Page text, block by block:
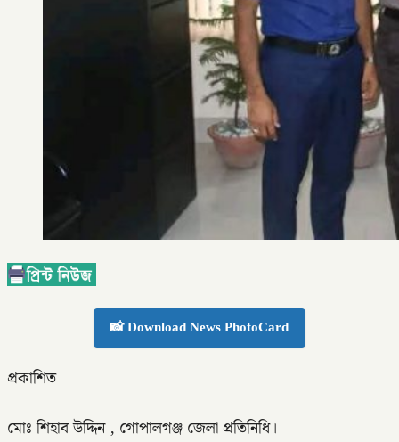
📸 Download News PhotoCard
প্রকাশিত
মোঃ শিহাব উদ্দিন , গোপালগঞ্জ জেলা প্রতিনিধি।